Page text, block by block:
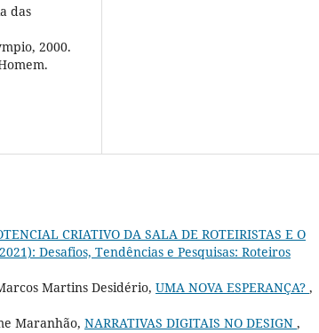
das
2000.
CRIATIVO DA SALA DE ROTEIRISTAS E O
Desafios, Tendências e Pesquisas: Roteiros
Martins Desidério, UMA NOVA ESPERANÇA? ,
Maranhão, NARRATIVAS DIGITAIS NO DESIGN ,